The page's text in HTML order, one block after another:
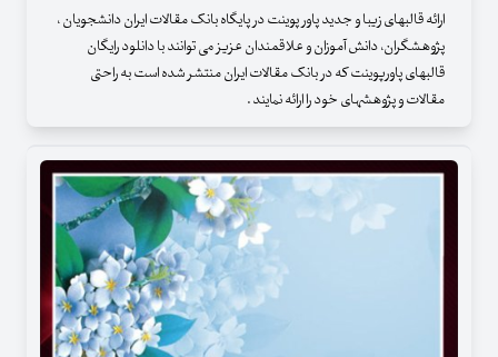
ارائه قالبهای زیبا و جدید پاور پوینت در پایگاه بانک مقالات ایران دانشجویان ،
پژوهشگران، دانش آموزان و علاقمندان عزیز می توانند با دانلود رایگان
قالبهای پاورپوینت که در بانک مقالات ایران منتشر شده است به راحتی
مقالات و پژوهشهای خود را ارائه نمایند .